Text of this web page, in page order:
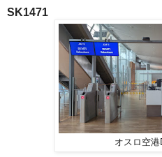
SK1471
オスロ空港